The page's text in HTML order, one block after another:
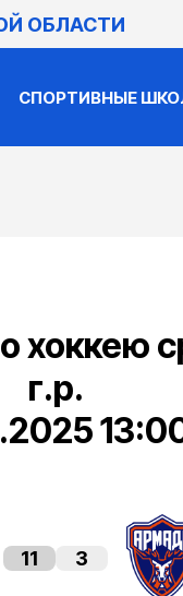
ОБЛАСТИ
СПОРТИВНЫЕ
г.р.
11 3